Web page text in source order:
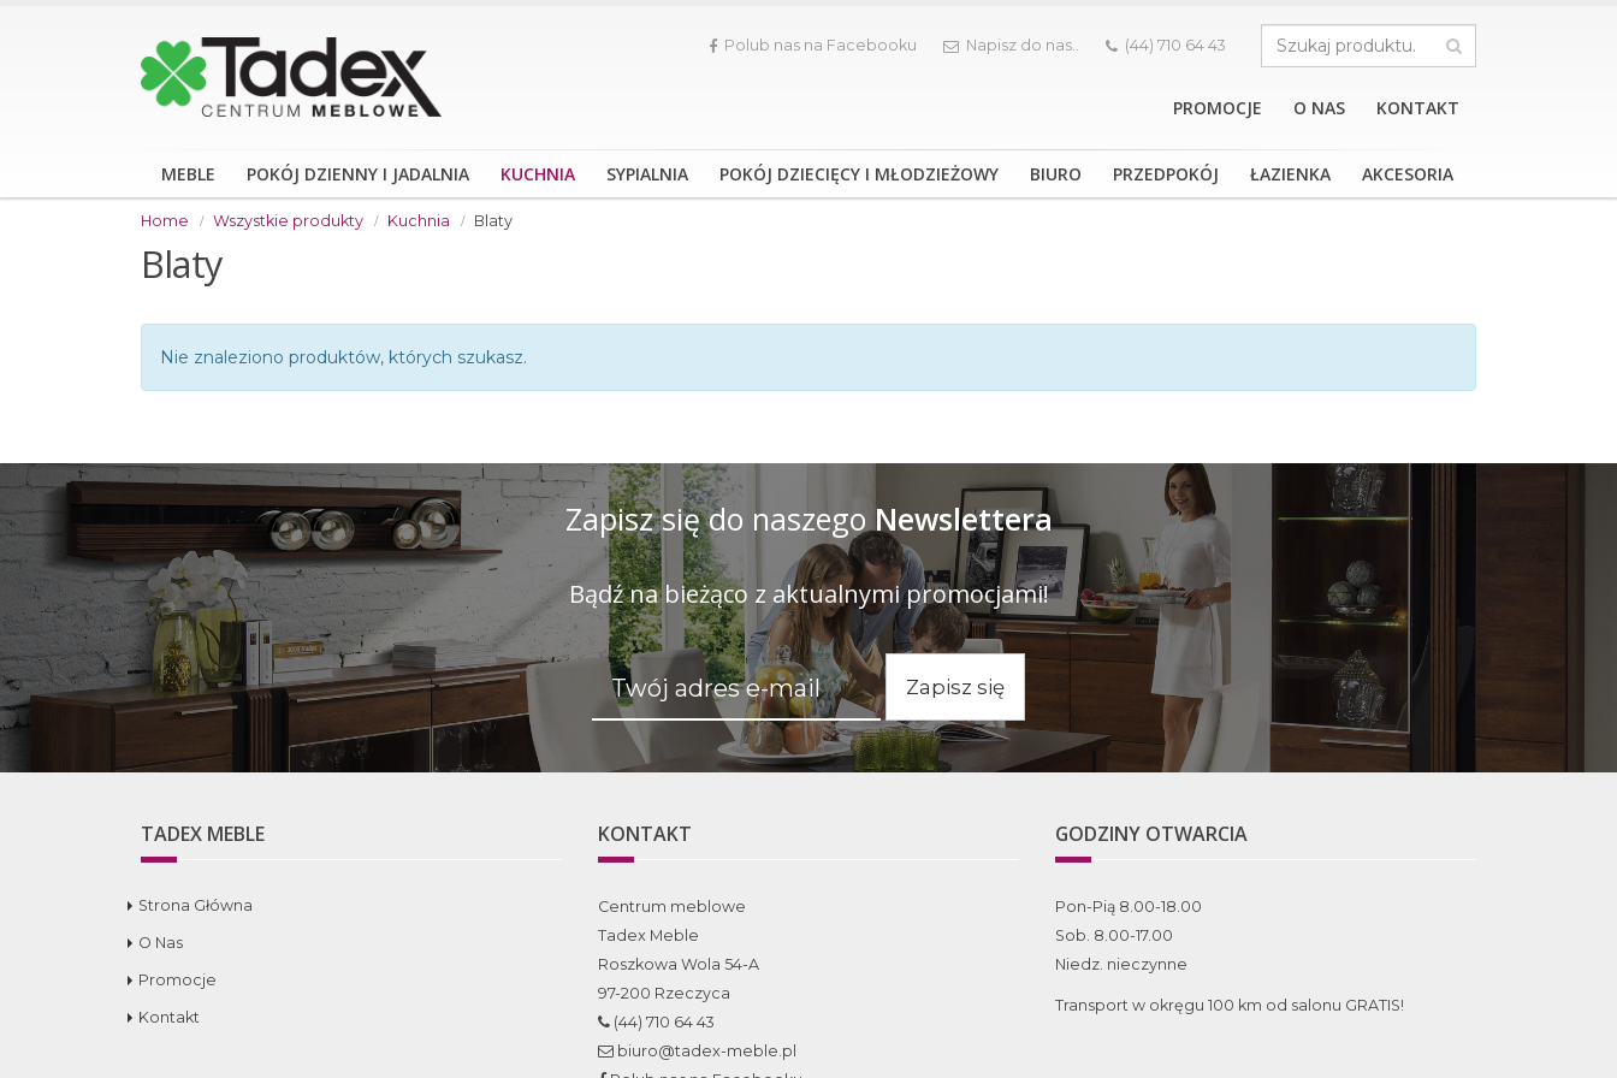
Polub nas na Facebooku Napisz do nas.. (44) 710 64 43
PROMOCJE O NAS KONTAKT
MEBLE POKÓJ DZIENNY I JADALNIA KUCHNIA SYPIALNIA POKÓJ DZIECIĘCY I MŁODZIEŻOWY BIURO PRZEDPOKÓJ ŁAZIENKA AKCESORIA
Home Wszystkie produkty Kuchnia Blaty
Blaty
Nie znaleziono produktów, których szukasz.
Zapisz się do naszego Newslettera
Bądź na bieżąco z aktualnymi promocjami!
Zapisz się
TADEX MEBLE
Strona Główna
O Nas
Promocje
Kontakt
KONTAKT
Centrum meblowe
Tadex Meble
Roszkowa Wola 54-A
97-200 Rzeczyca
(44) 710 64 43
biuro@tadex-meble.pl
GODZINY OTWARCIA
Pon-Pią 8.00-18.00
Sob. 8.00-17.00
Niedz. nieczynne
Transport w okręgu 100 km od salonu GRATIS!